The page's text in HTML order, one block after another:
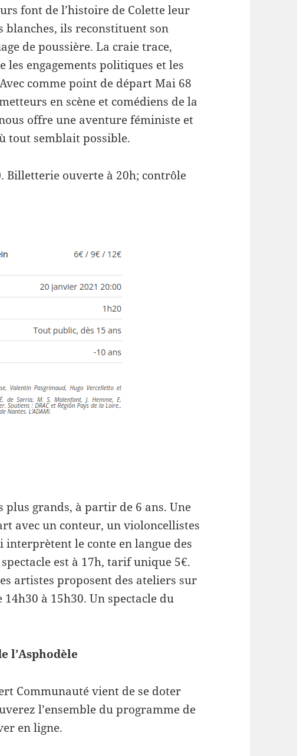
font de l’histoire de Colette leur
blanches, ils reconstituent son
de poussière. La craie trace,
les engagements politiques et les
comme point de départ Mai 68
en scène et comédiens de la
offre une aventure féministe et
tout semblait possible.
Billetterie ouverte à 20h; contrôle
plus grands, à partir de 6 ans. Une
avec un conteur, un violoncellistes
interprètent le conte en langue des
est à 17h, tarif unique 5€.
artistes proposent des ateliers sur
14h30 à 15h30. Un spectacle du
l’Asphodèle
Communauté vient de se doter
l’ensemble du programme de
en ligne.